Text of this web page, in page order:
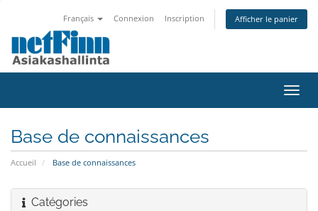
Français Connexion Inscription Afficher le panier
la
Base de connaissances
Accueil Base de connaissances
Catégories